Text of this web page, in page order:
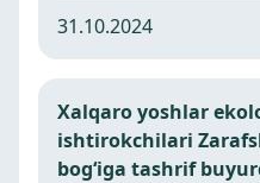
31.10.2024
Xalqaro yoshlar
ishtirokchilari
bog‘iga tashrif